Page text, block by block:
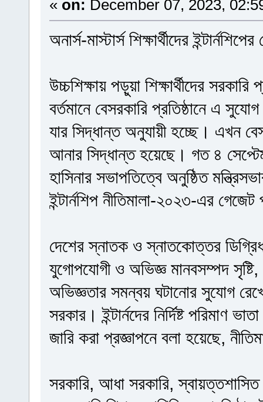
« on: December 07, 2023,
অনার্স-মাস্টার্স শিক্ষার্থীদের
উচ্চশিক্ষায় পড়ুয়া শিক্ষার্থীদের
বর্তমানে বেসরকারি প্রতিষ্ঠানে এ
যার সিদ্ধান্ত অনুযায়ী হচ্ছে। এখন
আনার সিদ্ধান্ত হয়েছে। গত ৪
হাসিনার সভাপতিত্বে অনুষ্ঠিত
ইন্টার্নশিপ নীতিমালা-২০২৩-এর
দেশের স্নাতক ও স্নাতকোত্তর
যুগোপযোগী ও অভিজ্ঞ মানবসম্পদ সৃষ্টি,
অভিজ্ঞতার সমন্বয় ঘটানোর সুযোগ রেখে
সরকার। ইন্টার্নদের নির্দিষ্ট পরিমাণ
জারি করা প্রজ্ঞাপনে বলা হয়েছে,
সরকারি, আধা সরকারি, স্বায়ত্তশাসিত